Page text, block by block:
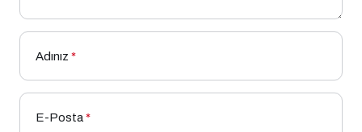
Adınız *
E-Posta*